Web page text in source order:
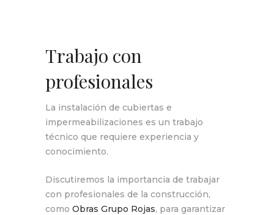
Trabajo con
profesionales
La instalación de cubiertas e
impermeabilizaciones es un trabajo
técnico que requiere experiencia y
conocimiento.
Discutiremos la importancia de trabajar
con profesionales de la construcción,
como Obras Grupo Rojas, para garantizar